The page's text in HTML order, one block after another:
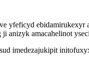
yfeficyd ebidamirukexyr
anizyk amacahelinot
imedezajukipit